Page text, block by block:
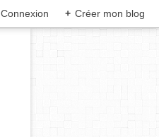
Connexion + Créer mon blog